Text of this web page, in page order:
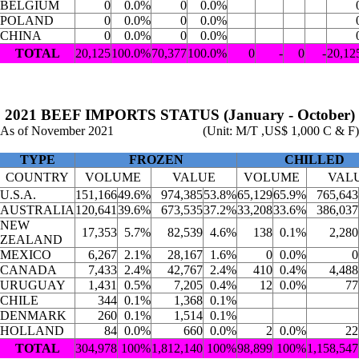
BELGIUM
0 0.0% 0 0.0%
POLAND
0 0.0% 0 0.0%
CHINA
0 0.0% 0 0.0%
TOTAL
20,125100.0%70,377100.0% 0 - 0 -
2021 BEEF IMPORTS STATUS (January - October)
As of November 2021 (Unit: M/T ,US$ 1,000 C & F)
TYPE FROZEN
CHILLED
COUNTRY
VOLUME VALUE VOLUME
U.S.A.
151,16649.6% 974,38553.8%65,12965.9%
765,643
AUSTRALIA 120,641 39.6% 673,53537.2%33,20833.6%
386,037
NEW
ZEALAND
17,353 5.7% 82,539 4.6% 138 0.1%
2,280
MEXICO
6,267 2.1% 28,167 1.6% 0 0.0%
0
CANADA
7,433 2.4% 42,767 2.4% 410 0.4%
4,488
URUGUAY
1,431 0.5% 7,205 0.4% 12 0.0%
77
CHILE
344 0.1% 1,368 0.1%
DENMARK
260 0.1% 1,514 0.1%
HOLLAND
84 0.0% 660 0.0% 2 0.0%
22
TOTAL
304,978 100%1,812,140 100%98,899 100%1,158,547